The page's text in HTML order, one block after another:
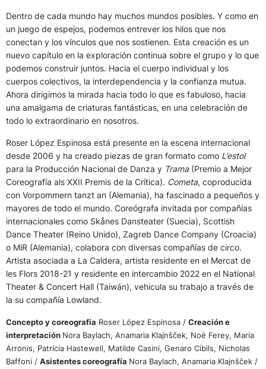
Dentro de cada mundo hay muchos mundos posibles. Y como en
un juego de espejos, podemos entrever los hilos que nos
conectan y los vínculos que nos sostienen. Esta creación es un
nuevo capítulo en la exploración continua sobre el grupo y lo que
podemos construir juntos. Hacia el cuerpo individual y los
cuerpos colectivos, la interdependencia y la confianza mutua.
Ahora dirigimos la mirada hacia todo lo que es fabuloso, hacia
una amalgama de criaturas fantásticas, en una celebración de
todo lo extraordinario en nosotros.
Roser López Espinosa está presente en la escena internacional
desde 2006 y ha creado piezas de gran formato como L’estol
para la Producción Nacional de Danza y Trama(Premio a Mejor
Coreografía als XXII Premis de la Crítica). Cometa, coproducida
con Vorpommern tanzt an (Alemania), ha fascinado a pequeños y
mayores de todo el mundo. Coreógrafa invitada por compañías
internacionales como Skånes Dansteater (Suecia), Scottish
Dance Theater (Reino Unido), Zagreb Dance Company (Croacia)
o MiR (Alemania), colabora con diversas compañías de circo.
Artista asociada a La Caldera, artista residente en el Mercat de
les Flors 2018-21 y residente en intercambio 2022 en el National
Theater & Concert Hall (Taiwán), vehicula su trabajo a través de
la su compañía Lowland.
Concepto y coreografía Roser López Espinosa / Creación e
interpretación Nora Baylach, Anamaria Klajnšček, Noé Ferey, María
Arronis, Patrícia Hastewell, Matilde Casini, Genaro Cibils, Nicholas
Baffoni / Asistentes coreografía Nora Baylach, Anamaria Klajnšček /